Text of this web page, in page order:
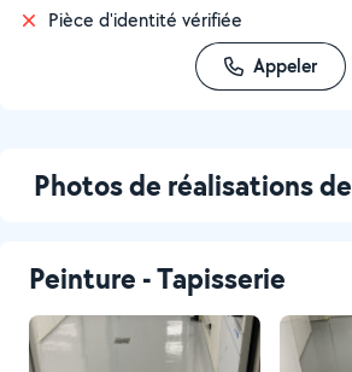
Pièce d'identité vérifiée
Appeler
Photos de réalisations
Peinture - Tapisserie